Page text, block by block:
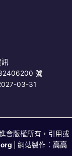
號
03-31
會版權所有，引用或
| 網站製作： 高高